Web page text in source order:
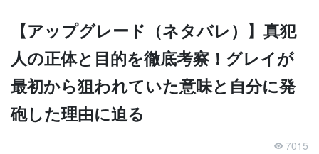
【アップグレード（ネタバレ）】真犯
人の正体と目的を徹底考察！グレイが
最初から狙われていた意味と自分に発
砲した理由に迫る
7015